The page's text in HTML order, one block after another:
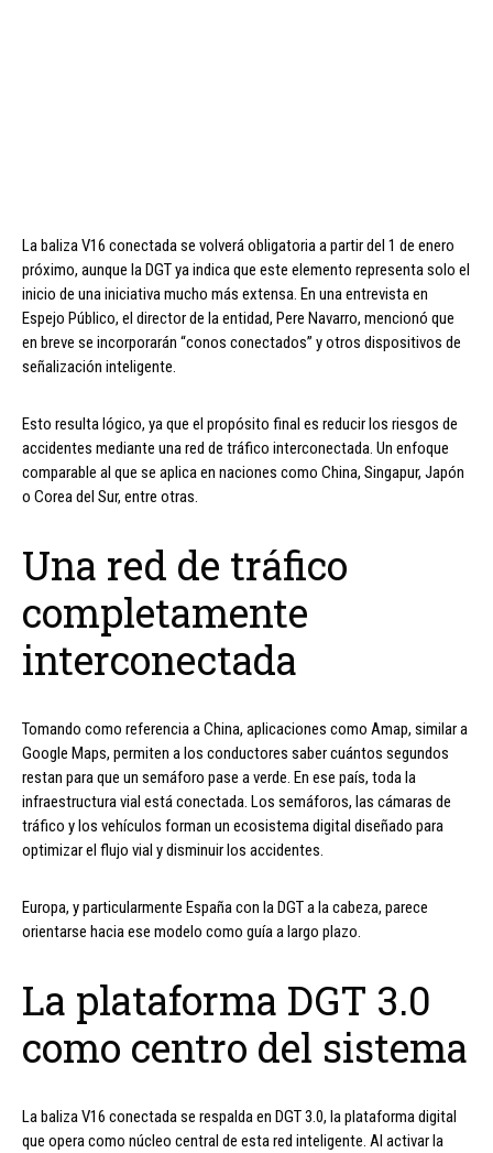
La baliza V16 conectada se volverá obligatoria a partir del 1 de enero
próximo, aunque la DGT ya indica que este elemento representa solo el
inicio de una iniciativa mucho más extensa. En una entrevista en
Espejo Público, el director de la entidad, Pere Navarro, mencionó que
en breve se incorporarán “conos conectados” y otros dispositivos de
señalización inteligente.
Esto resulta lógico, ya que el propósito final es reducir los riesgos de
accidentes mediante una red de tráfico interconectada. Un enfoque
comparable al que se aplica en naciones como China, Singapur, Japón
o Corea del Sur, entre otras.
Una red de tráfico
completamente
interconectada
Tomando como referencia a China, aplicaciones como Amap, similar a
Google Maps, permiten a los conductores saber cuántos segundos
restan para que un semáforo pase a verde. En ese país, toda la
infraestructura vial está conectada. Los semáforos, las cámaras de
tráfico y los vehículos forman un ecosistema digital diseñado para
optimizar el flujo vial y disminuir los accidentes.
Europa, y particularmente España con la DGT a la cabeza, parece
orientarse hacia ese modelo como guía a largo plazo.
La plataforma DGT 3.0
como centro del sistema
La baliza V16 conectada se respalda en DGT 3.0, la plataforma digital
que opera como núcleo central de esta red inteligente. Al activar la